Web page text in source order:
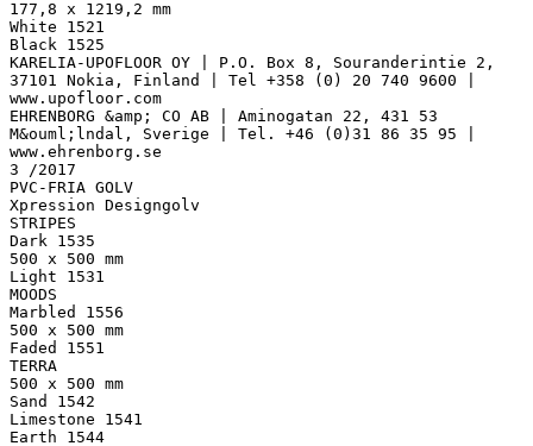
177,8 x 1219,2 mm
White 1521
Black 1525
KARELIA-UPOFLOOR OY | P.O. Box 8, Souranderintie 2,
37101 Nokia, Finland | Tel +358 (0) 20 740 9600 |
www.upofloor.com
EHRENBORG &amp; CO AB | Aminogatan 22, 431 53
M&ouml;lndal, Sverige | Tel. +46 (0)31 86 35 95 |
www.ehrenborg.se
3 /2017
PVC-FRIA GOLV
Xpression Designgolv
STRIPES
Dark 1535
500 x 500 mm
Light 1531
MOODS
Marbled 1556
500 x 500 mm
Faded 1551
TERRA
500 x 500 mm
Sand 1542
Limestone 1541
Earth 1544